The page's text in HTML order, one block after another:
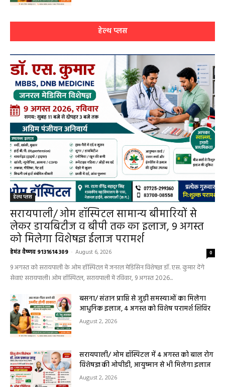
हेल्थ प्लस
हेल्थ प्लस
सरायपाली/ ओम हॉस्पिटल सामान्य बीमारियों से
लेकर डायबिटीज व बीपी तक का इलाज, 9 अगस्त
को मिलेगा विशेषज्ञ ईलाज परामर्श
हेमंत वैष्णव 9131614309 - August 6, 2026 0
9 अगस्त को सरायपाली के ओम हॉस्पिटल में जनरल मेडिसिन विशेषज्ञ डॉ. एस. कुमार देंगे
सेवाएं सरायपाली। ओम हॉस्पिटल, सरायपाली में रविवार, 9 अगस्त 2026...
बसना/ संतान प्राप्ति से जुड़ी समस्याओं का मिलेगा
आधुनिक इलाज, 4 अगस्त को विशेष परामर्श शिविर
August 2, 2026
सरायपाली/ ओम हॉस्पिटल में 4 अगस्त को बाल रोग
विशेषज्ञ की ओपीडी, आयुष्मान से भी मिलेगा इलाज
August 2, 2026